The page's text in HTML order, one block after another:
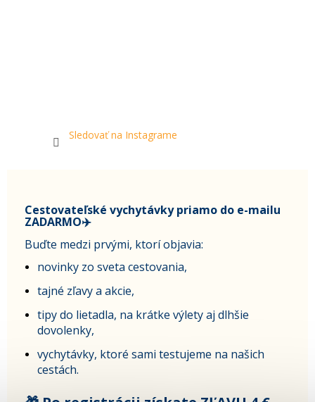
Sledovať na Instagrame
Cestovateľské vychytávky priamo do e-mailu
ZADARMO✈️
Buďte medzi prvými, ktorí objavia:
novinky zo sveta cestovania,
tajné zľavy a akcie,
tipy do lietadla, na krátke výlety aj dlhšie
dovolenky,
vychytávky, ktoré sami testujeme na našich
cestách.